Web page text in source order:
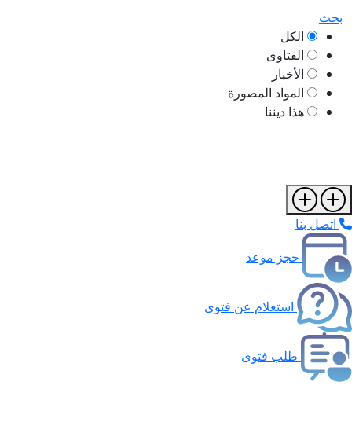
بحث
الكل
الفتاوى
الأخبار
المواد المصورة
هذا ديننا
اتصل بنا
حجز موعد
استعلام عن فتوى
طلب فتوى